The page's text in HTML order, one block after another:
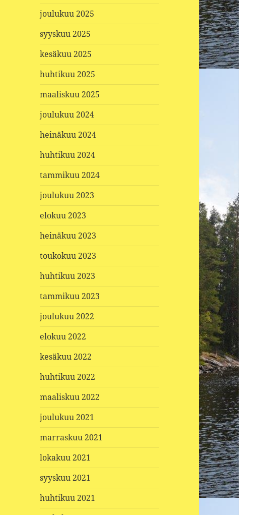
joulukuu 2025
syyskuu 2025
kesäkuu 2025
huhtikuu 2025
maaliskuu 2025
joulukuu 2024
heinäkuu 2024
huhtikuu 2024
tammikuu 2024
joulukuu 2023
elokuu 2023
heinäkuu 2023
toukokuu 2023
huhtikuu 2023
tammikuu 2023
joulukuu 2022
elokuu 2022
kesäkuu 2022
huhtikuu 2022
maaliskuu 2022
joulukuu 2021
marraskuu 2021
lokakuu 2021
syyskuu 2021
huhtikuu 2021